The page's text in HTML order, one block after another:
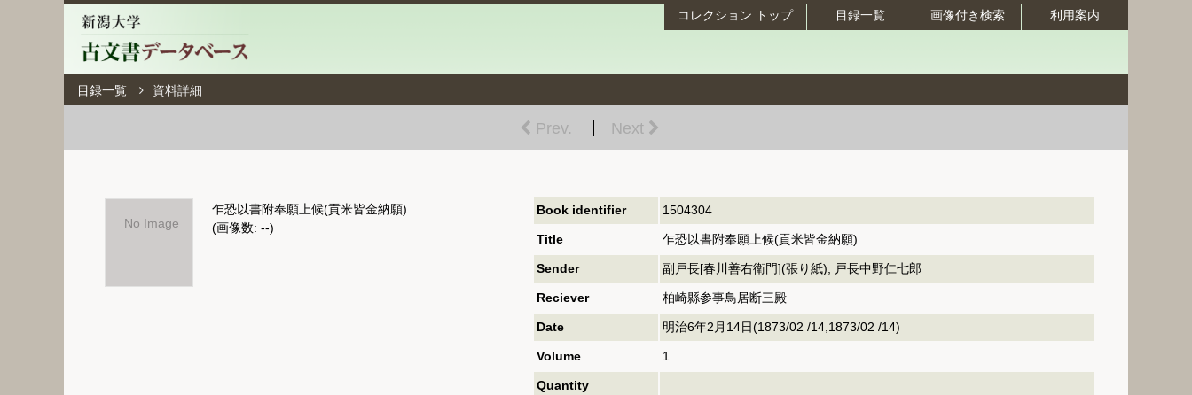
利用案内
画像付き検索
目録一覧
コレクション トップ
目録一覧 資料詳細
Prev. Next
Book identifier 1504304
Title 乍恐以書附奉願上候(貢米皆金納願)
Sender 副戸長[春川善右衛門](張り紙), 戸長中野仁七郎
Reciever 柏崎縣参事鳥居断三殿
Date 明治6年2月14日(1873/02 /14,1873/02 /14)
Volume 1
Quantity
No Image
乍恐以書附奉願上候(貢米皆金納願)
(画像数: --)